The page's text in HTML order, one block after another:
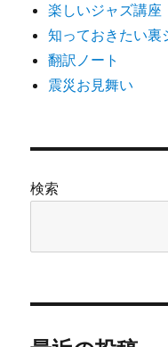
楽しいジャズ講座
知っておきたい裏
翻訳ノート
震災お見舞い
検索